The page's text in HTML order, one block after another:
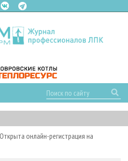
Открыта онлайн-регистрация на